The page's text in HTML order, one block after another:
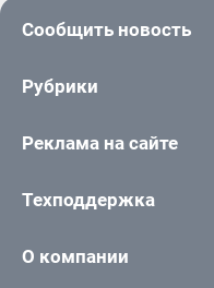
Сообщить новость
Рубрики
Реклама на сайте
Техподдержка
О компании